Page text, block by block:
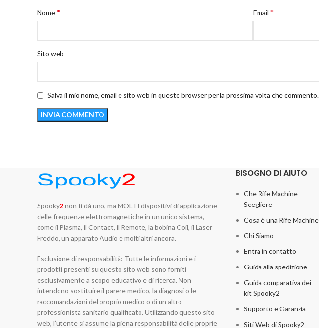
Nome* Email*
Sito web
Salva il mio nome, email e sito web in questo browser per la prossima volta che commento.
Spooky2non ti dà uno, ma MOLTI dispositivi di applicazione
delle frequenze elettromagnetiche in un unico sistema,
come il Plasma, il Contact, il Remote, la bobina Coil, il Laser
Freddo, un apparato Audio e molti altri ancora.
Esclusione di responsabilità: Tutte le informazioni e i
prodotti presenti su questo sito web sono forniti
esclusivamente a scopo educativo e di ricerca. Non
intendono sostituire il parere medico, la diagnosi o le
raccomandazioni del proprio medico o di un altro
professionista sanitario qualificato. Utilizzando questo sito
web, l’utente si assume la piena responsabilità delle proprie
BISOGNO DI AIUTO
Che Rife Machine
Scegliere
Cosa è una Rife Machine
Chi Siamo
Entra in contatto
Guida alla spedizione
Guida comparativa dei
kit Spooky2
Supporto e Garanzia
Siti Web di Spooky2